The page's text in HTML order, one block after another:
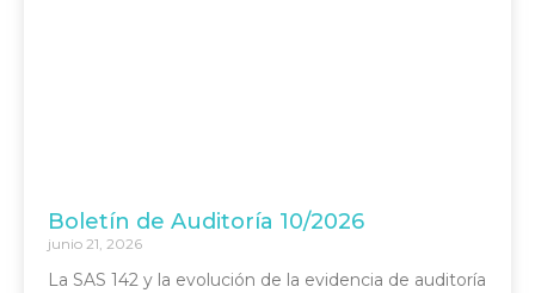
Boletín de Auditoría 10/2026
junio 21, 2026
La SAS 142 y la evolución de la evidencia de auditoría